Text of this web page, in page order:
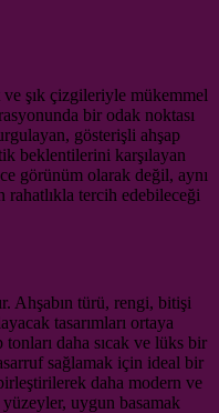
şık çizgileriyle mükemmel
bir odak noktası
gösterişli ahşap
beklentilerini karşılayan
görünüm olarak değil, aynı
rahatlıkla tercih edebileceği
Ahşabın türü, rengi, bitişi
tasarımları ortaya
daha sıcak ve lüks bir
sağlamak için ideal bir
daha modern ve
uygun basamak